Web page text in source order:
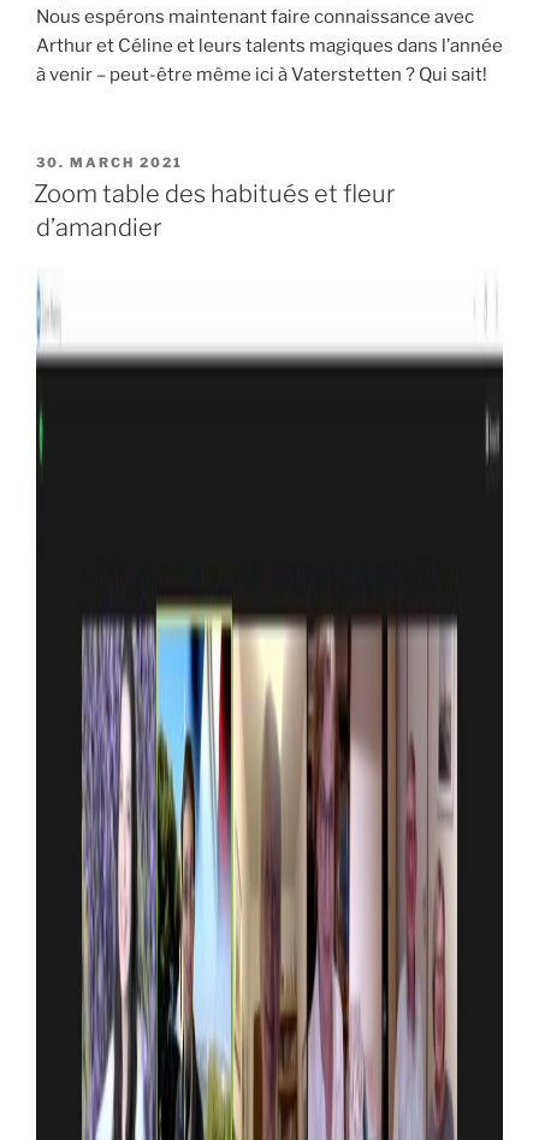
Nous espérons maintenant faire connaissance avec
Arthur et Céline et leurs talents magiques dans l’année
à venir – peut-être même ici à Vaterstetten ? Qui sait!
PUBLIÉ
LE
30. MARCH 2021
Zoom table des habitués et fleur
d’amandier